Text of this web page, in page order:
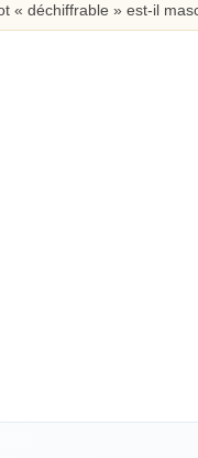
« déchiffrable » est-il